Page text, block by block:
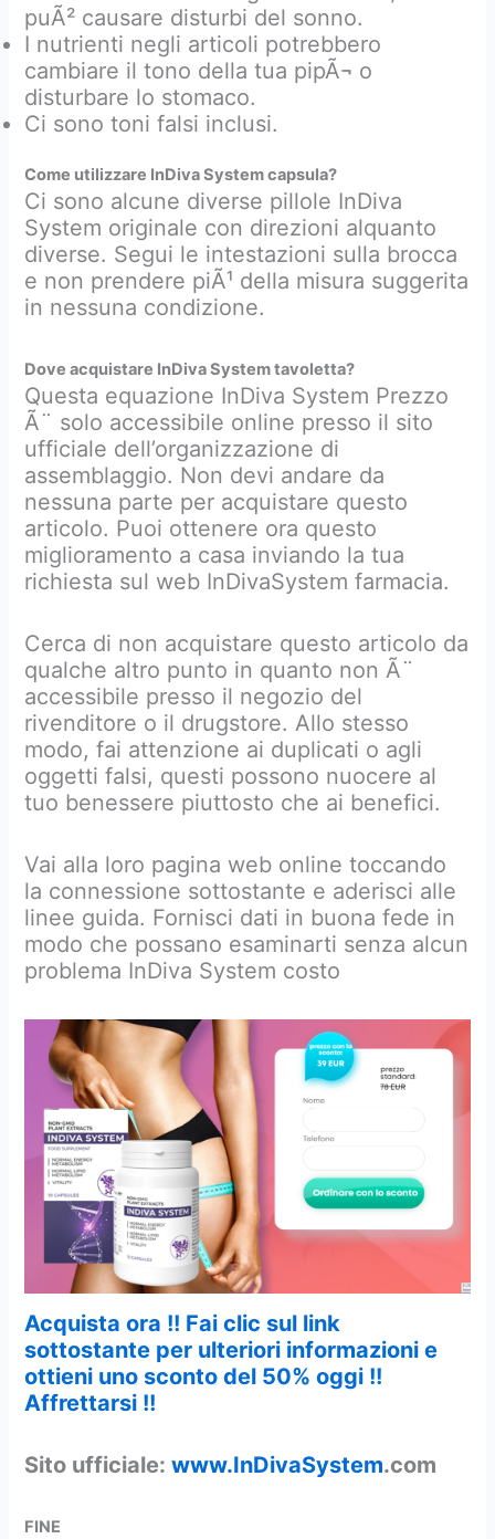
puÃ² causare disturbi del sonno.
I nutrienti negli articoli potrebbero
cambiare il tono della tua pipÃ¬ o
disturbare lo stomaco.
Ci sono toni falsi inclusi.
Come utilizzare InDiva System capsula?
Ci sono alcune diverse pillole InDiva
System originale con direzioni alquanto
diverse. Segui le intestazioni sulla brocca
e non prendere piÃ¹ della misura suggerita
in nessuna condizione.
Dove acquistare InDiva System tavoletta?
Questa equazione InDiva System Prezzo
Ã¨ solo accessibile online presso il sito
ufficiale dell’organizzazione di
assemblaggio. Non devi andare da
nessuna parte per acquistare questo
articolo. Puoi ottenere ora questo
miglioramento a casa inviando la tua
richiesta sul web InDivaSystem farmacia.
Cerca di non acquistare questo articolo da
qualche altro punto in quanto non Ã¨
accessibile presso il negozio del
rivenditore o il drugstore. Allo stesso
modo, fai attenzione ai duplicati o agli
oggetti falsi, questi possono nuocere al
tuo benessere piuttosto che ai benefici.
Vai alla loro pagina web online toccando
la connessione sottostante e aderisci alle
linee guida. Fornisci dati in buona fede in
modo che possano esaminarti senza alcun
problema InDiva System costo
Acquista ora !! Fai clic sul link
sottostante per ulteriori informazioni e
ottieni uno sconto del 50% oggi !!
Affrettarsi !!
Sito ufficiale:www.InDivaSystem.com
FINE